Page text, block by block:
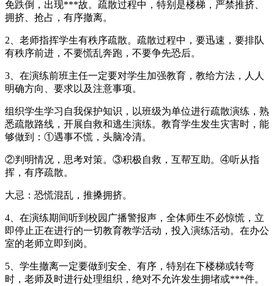
免跌倒，出现***故。疏散过程中，特别是楼梯，严禁推挤、
拥挤、抢占，有序撤离。
2、老师指挥学生有秩序疏散。疏散过程中，要迅速，要排队
有秩序前进，不要慌乱奔跑，不要争先恐后。
3、在演练前班主任一定要对学生加强教育，教给方法，人人
明确方向、要求以及注意事项。
组织学生学习自我保护知识，以班级为单位进行疏散演练，熟
悉疏散路线，开展自救和逃生演练。教育学生发生灾害时，能
够做到：①遇事不慌，头脑冷清。
②判明情况，思考对策。③积极自救，互帮互助。④听从指
挥，有序疏散。
大忌：恐慌混乱，推搡拥挤。
4、在演练期间听到校园广播警报声，全体师生不必惊慌，立
即停止正在进行的一切教育教学活动，投入演练活动。在办公
室的老师立即到岗。
5、学生撤离一定要做到安全、有序，特别在下楼梯或转弯
时，老师及时进行处理组织，绝对不允许发生拥堵或***件。